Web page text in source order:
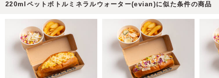
220mlペットボトルミネラルウォーター(evian)に似た条件の商品